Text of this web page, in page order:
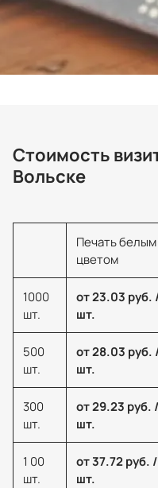
Стоимость
Вольске
Печать белым
цветом
1000
шт.
от 23.03 руб.
шт.
500
шт.
от 28.03 руб.
шт.
300
шт.
от 29.23 руб. /
шт.
1 00
шт.
от 37.72 руб. /
шт.